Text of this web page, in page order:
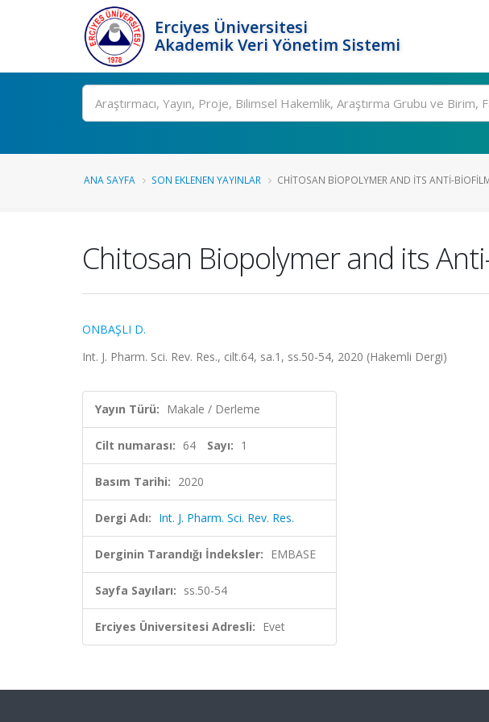
Erciyes Üniversitesi
Akademik Veri Yönetim Sistemi
Ara
ANA SAYFA SON EKLENEN YAYINLAR CHITOSAN BIOPOLYMER AND ITS ANTI-
Chitosan Biopolymer and its
ONBAŞLI D.
Int. J. Pharm. Sci. Rev. Res., cilt.64, sa.1, ss.50-54, 2020 (Hakemli Dergi)
Yayın Türü: Makale / Derleme
Cilt numarası: 64 Sayı: 1
Basım Tarihi: 2020
Dergi Adı: Int. J. Pharm. Sci. Rev. Res.
Derginin Tarandığı İndeksler: EMBASE
Sayfa Sayıları: ss.50-54
Erciyes Üniversitesi Adresli: Evet